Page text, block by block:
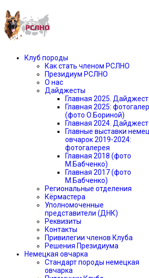
Клуб породы
Как стать членом РСЛНО
Президиум РСЛНО
О нас
Дайджесты
Главная 2025. Дайджест
Главная 2025:
(фото О.Бориной)
Главная 2024. Дайджест
Главные выставки
овчарок 2019-2024:
фотогалерея
Главная 2018 (фото
М.Бабченко)
Главная 2017 (фото
М.Бабченко)
Региональные отделения
Кёрмастера
Уполномоченные
представители (ДНК)
Реквизиты
Контакты
Привилегии членов Клуба
Решения Президиума
Немецкая овчарка
Стандарт породы немецкая
овчарка